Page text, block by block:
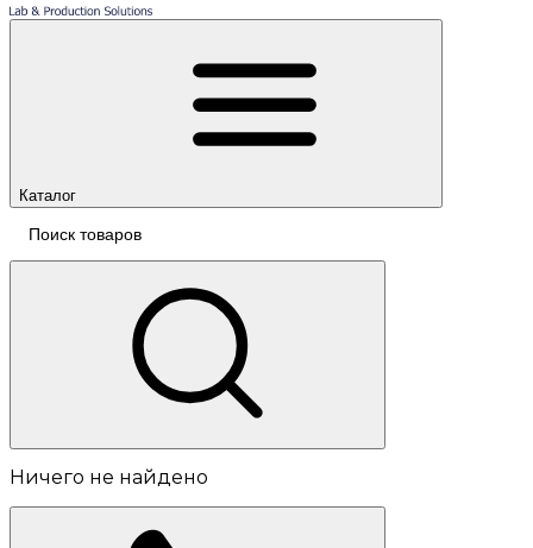
Каталог
Ничего не найдено